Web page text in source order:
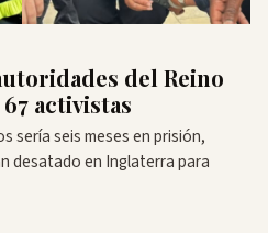
del Reino
activistas
sería seis meses en prisión,
desatado en Inglaterra para